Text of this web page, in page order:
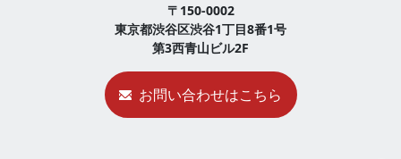
〒150-0002
東京都渋谷区渋谷1丁目8番1号
第3西青山ビル2F
お問い合わせはこちら